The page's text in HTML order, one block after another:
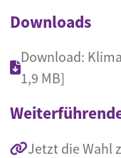
Downloads
Download:
1,9 MB]
Jetzt die Wahl